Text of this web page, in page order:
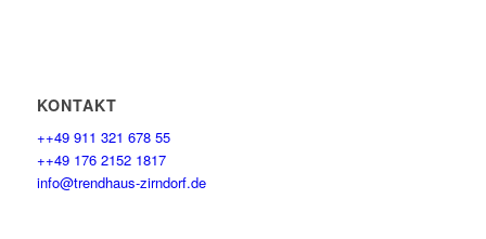
KONTAKT
++49 911 321 678 55
++49 176 2152 1817
info@trendhaus-zirndorf.de